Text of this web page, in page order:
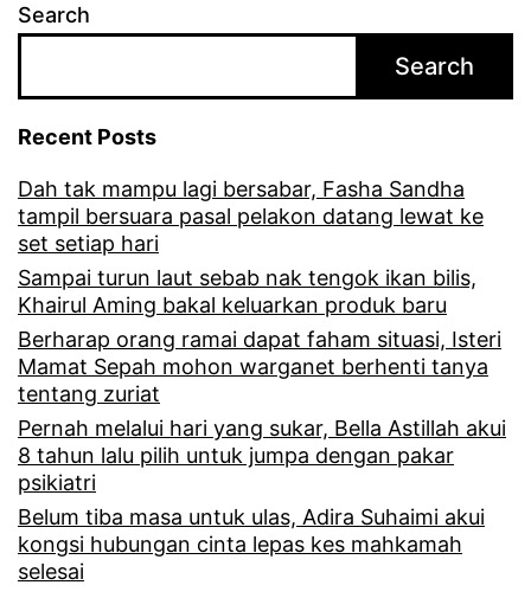
m
a
h
u
n
,
A
l
i
f
Search
Search
Recent Posts
Dah tak mampu lagi bersabar, Fasha Sandha
tampil bersuara pasal pelakon datang lewat ke
set setiap hari
Sampai turun laut sebab nak tengok ikan bilis,
Khairul Aming bakal keluarkan produk baru
Berharap orang ramai dapat faham situasi, Isteri
Mamat Sepah mohon warganet berhenti tanya
tentang zuriat
Pernah melalui hari yang sukar, Bella Astillah akui
8 tahun lalu pilih untuk jumpa dengan pakar
psikiatri
Belum tiba masa untuk ulas, Adira Suhaimi akui
kongsi hubungan cinta lepas kes mahkamah
selesai